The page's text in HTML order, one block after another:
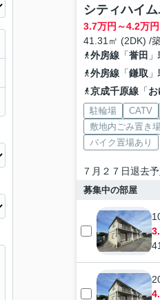
シティハイ
3.7万円～4.2万円
41.31㎡ (2DK) /
外房線「誉田
外房線「鎌取
京成千原線「
駐輪場 CATV
敷地内ごみ置き
バイク置場あり
７月２７日退去
募集中の部屋